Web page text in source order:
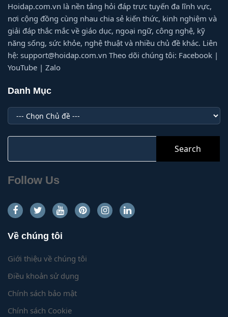
Hoidap.com.vn là nền tảng hỏi đáp trực tuyến đa lĩnh vực,
nơi cộng đồng cùng nhau chia sẻ kiến thức, kinh nghiệm và
giải đáp thắc mắc về giáo dục, ngoại ngữ, công nghệ, kỹ
năng sống, sức khỏe, nghệ thuật và nhiều chủ đề khác. Liên
hệ: support@hoidap.com.vn Theo dõi chúng tôi: Facebook |
YouTube | Zalo
Danh Mục
Danh
Mục
Search
Follow Us
Về chúng tôi
Giới thiệu về chúng tôi
Điều khoản sử dụng
Chính sách bảo mật
Chính sách Cookie